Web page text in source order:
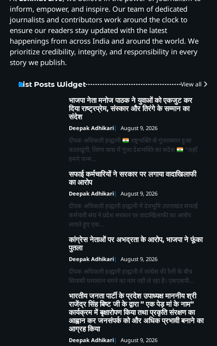
inform, empower, and inspire. Our team of dedicated
journalists and contributors work around the clock to
ensure our readers stay updated with the latest
happenings from across India and around the world. We
prioritize credibility, integrity, and responsibility in every
story we publish.
List Posts Widget View all
भाजपा नेता मनोज पाठक ने युवाओं को एकजुट कर
दिया राष्ट्रप्रेम, संस्कार और तिरंगे के सम्मान का
संदेश
Deepak Adhikari August 9, 2026
दीपक अधिकारी हल्द्वानी
राष्ट्रभक्ति से गूंजायमान हुआ
कालाढूंगी, तिरंगा यात्रा में गूंजा देशभक्ति का संदेश
“जहाँ
हमने जन्म…
सफाई कर्मचारियों ने सरकार पर लगाया वादाखिलाफी
का आरोप
Deepak Adhikari August 9, 2026
दीपक अधिकारी हल्द्वानी हल्द्वानी में देवभूमि उत्तराखंड सफाई
कर्मचारी संघ ने प्रदेश सरकार पर वादाखिलाफी का आरोप
लगाते हुए एक…
कांग्रेस नेताओं पर अभद्रता के आरोप, भाजपा ने फूंका
पुतला
Deepak Adhikari August 9, 2026
दीपक अधिकारी हल्द्वानी हल्द्वानी में कांग्रेस की रैली के बीच
सियासी घमासान थमने का नाम नहीं ले रहा है। एसएसपी…
भारतीय जनता पार्टी के प्रदेश उपाध्यक्ष माननीय श्री
राजेंद्र सिंह बिष्ट जी के द्वारा ” एक पेड़ मां के नाम”
कार्यक्रम में बृक्षारोपण किया तथा प्रकृति संरक्षण का
आह्वान कर जनसंपर्क को और अधिक प्रभावी बनाने का
आग्रह किया
Deepak Adhikari August 9, 2026
चेहल्लुम पर अखाड़ा शमशीर-ए-हैदरी का आयोजन,
हैरतअंगेज़ अखाड़ों, करतबों ने बांधा समा, ताज़िया
दारों, दंगल विजेताओं व लंगर कमेटियों का हुआ
सम्मान
Deepak Adhikari
कत्युरी राजवंश के इतिहास को बचाने रानीबाग
शनि मंदिर के अतिक्रमण हटाने के लिए 9 अगस्त
को होगी स्वाभिमान रैली
Deepak Adhikari